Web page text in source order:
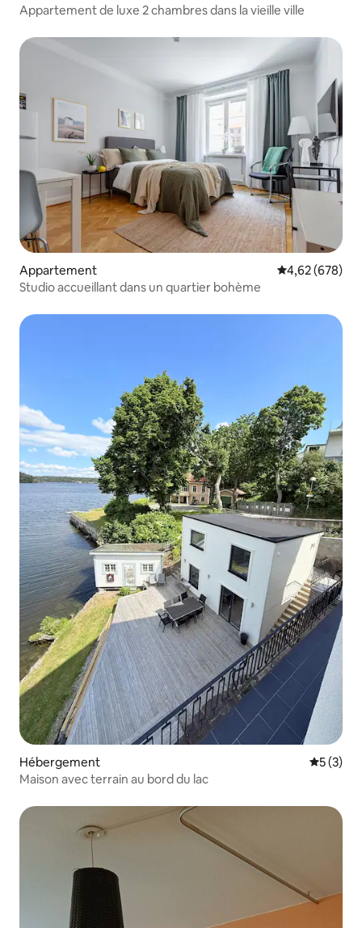
Appartement de luxe 2 chambres dans la vieille ville
Appartement Évaluation
4,62 (678)
Studio accueillant dans un quartier bohème
Hébergement
5 (3)
Maison avec terrain au bord du lac